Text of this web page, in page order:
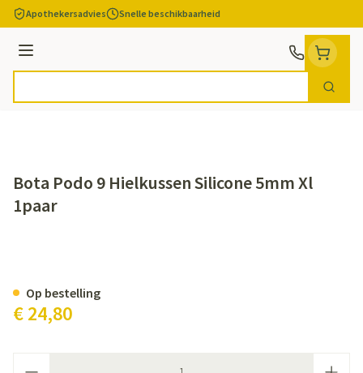
Ga naar de inhoud
Apothekersadvies Snelle beschikbaarheid
Menu
Zoek
Bota Podo 9 Hielkussen Silicone 5mm Xl
1paar
€ 24,80
Op bestelling